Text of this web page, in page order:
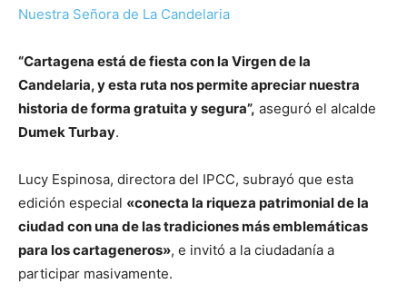
Nuestra Señora de La Candelaria
“Cartagena está de fiesta con la Virgen de la
Candelaria, y esta ruta nos permite apreciar nuestra
historia de forma gratuita y segura”, aseguró el alcalde
Dumek Turbay.
Lucy Espinosa, directora del IPCC, subrayó que esta
edición especial «conecta la riqueza patrimonial de la
ciudad con una de las tradiciones más emblemáticas
para los cartageneros», e invitó a la ciudadanía a
participar masivamente.